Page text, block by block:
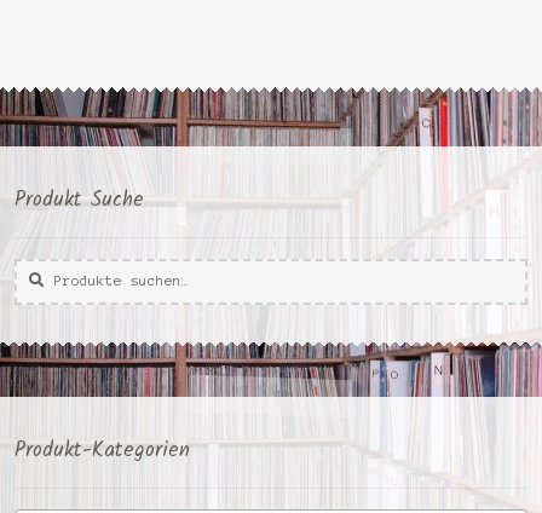
Produkt Suche
Suche
nach:
Suche
Produkt-Kategorien